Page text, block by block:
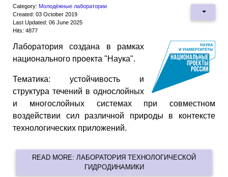
Category: Молодёжные лаборатории
Created: 03 October 2019
Last Updated: 06 June 2025
Hits: 4877
Лаборатория создана в рамках
национального проекта "Наука".
Тематика: устойчивость и
структура течений в однослойных
и многослойных системах при совместном
воздействии сил различной природы в контексте
технологических приложений.
READ MORE: ЛАБОРАТОРИЯ ТЕХНОЛОГИЧЕСКОЙ
ГИДРОДИНАМИКИ